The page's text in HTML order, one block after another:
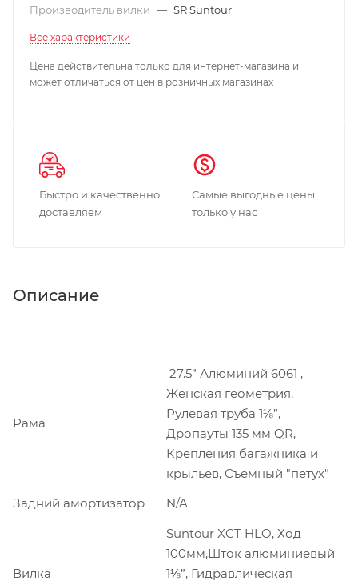
Производитель вилки — SR Suntour
Все характеристики
Цена действительна только для интернет-магазина и
может отличаться от цен в розничных магазинах
Быстро и качественно
доставляем
Самые выгодные цены
только у нас
Описание
Рама
27.5” Алюминий 6061 ,
Женская геометрия,
Рулевая труба 1⅛”,
Дропауты 135 мм QR,
Крепления багажника и
крыльев, Cъемный "петух"
Задний амортизатор
N/A
Вилка
Suntour XCT HLO, Ход
100мм,Шток алюминиевый
1⅛”, Гидравлическая